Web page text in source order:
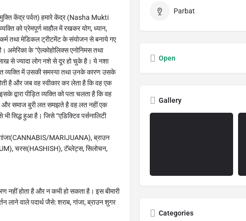
केंद्र पर्वत) हमारे केंद्र (Nasha Mukti
को प्रेमपूर्ण माहौल में रखकर योग, ध्यान,
तथा मेडिकल ट्रीटमेंट के संयोजन से बनाये गए
अमेरिका के “ऐल्कोहोलिक्स एनोनिमस तथा
से ज्यादा लोग नशे से दूर हो चुके है। ये नशा
व्यक्ति में उसकी समस्या तथा उनके कारण उसके
है और जब वह स्वीकार कर लेता है कि वह एक
द्वारा पीड़ित व्यक्ति को पता चलता है कि वह
और समाज बुरी लत समझते है वह लत नहीं एक
सिद्ध हुआ है। जिसे “एडिक्टिव पर्सनालिटी
MARIJUANA), ब्राउन
चरस(HASHISH), टॅब्लेट्स, सिलोचन,
नहीं होता है और न कभी हो सकता है। इस बीमारी
लाने वाले पदार्थ जैसे: शराब, गांजा, ब्राउन शुगर
Parbat
Open
Gallery
Categories